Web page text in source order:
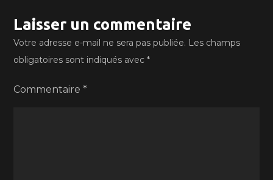
Laisser un commentaire
Votre adresse e-mail ne sera pas publiée. Les champs
obligatoires sont indiqués avec*
Commentaire*